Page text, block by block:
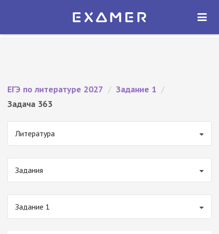
Экзамер — ЕГЭ 2027
ОТКРЫТЬ
ЕГЭ по литературе 2027 / Задание 1 /
Задача 363
Литература
Задания
Задание 1